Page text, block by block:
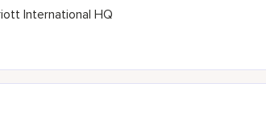
International HQ